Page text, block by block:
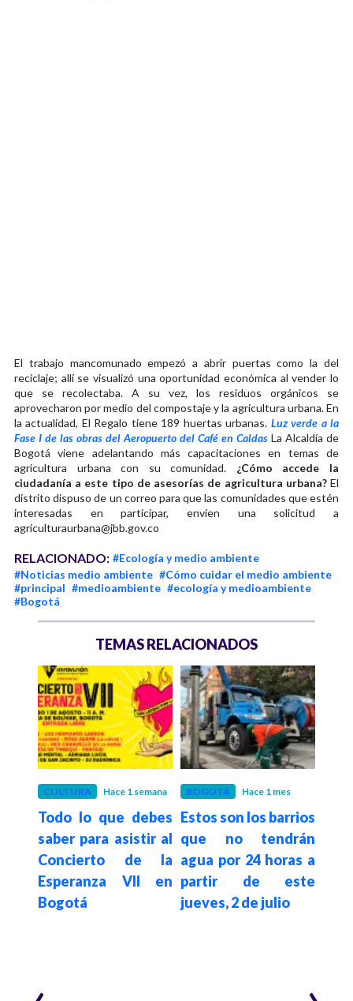
El trabajo mancomunado empezó a abrir puertas como la del
reciclaje; allí se visualizó una oportunidad económica al vender lo
que se recolectaba. A su vez, los residuos orgánicos se
aprovecharon por medio del compostaje y la agricultura urbana. En
la actualidad, El Regalo tiene 189 huertas urbanas. Luz verde a la
Fase I de las obras del Aeropuerto del Café en Caldas La Alcaldía de
Bogotá viene adelantando más capacitaciones en temas de
agricultura urbana con su comunidad. ¿Cómo accede la
ciudadanía a este tipo de asesorías de agricultura urbana?El
distrito dispuso de un correo para que las comunidades que estén
interesadas en participar, envíen una solicitud a
agriculturaurbana@jbb.gov.co
RELACIONADO: #Ecología y medio ambiente
#Noticias medio ambiente #Cómo cuidar el medio ambiente
#principal #medioambiente #ecología y medioambiente
#Bogotá
TEMAS RELACIONADOS
CULTURA Hace 1 semana
Todo lo que debes
saber para asistir al
Concierto de la
Esperanza VII en
Bogotá
BOGOTÁ Hace 1 mes
Estos son los barrios
que no tendrán
agua por 24 horas a
partir de este
jueves, 2 de julio